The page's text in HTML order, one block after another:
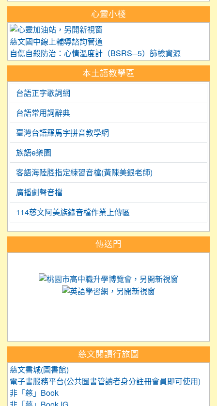
心靈小棧
慈文國中線上輔導諮詢管道
自傷自殺防治：心情溫度計（BSRS─5）篩檢資源
本土語教學區
台語正字歌詞網
台語常用詞辭典
臺灣台語羅馬字拼音教學網
族語e樂園
客語海陸腔指定練習音檔(黃陳美銀老師)
廣播劇聲音檔
114慈文阿美族錄音檔作業上傳區
傳送門
慈文閱讀行旅圖
慈文書城(圖書館)
電子書服務平台(公共圖書管讀者身分註冊會員即可使用)
非「慈」Book